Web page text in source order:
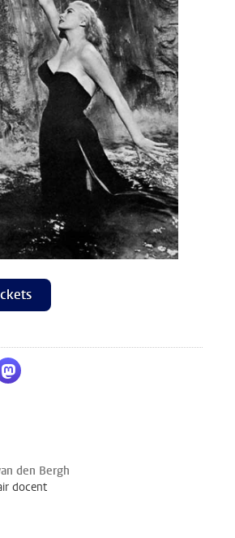
LinkedIn
via WhatsApp
Delen via Mastodon
den Bergh
docent